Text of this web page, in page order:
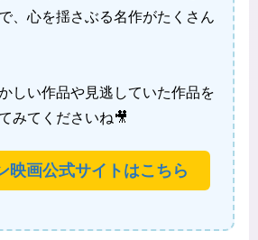
、心を揺さぶる名作がたくさん
しい作品や見逃していた作品を
みてくださいね🎥
映画公式サイトはこちら